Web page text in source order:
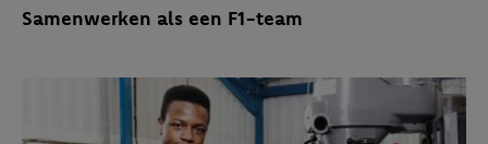
Samenwerken als een F1-team